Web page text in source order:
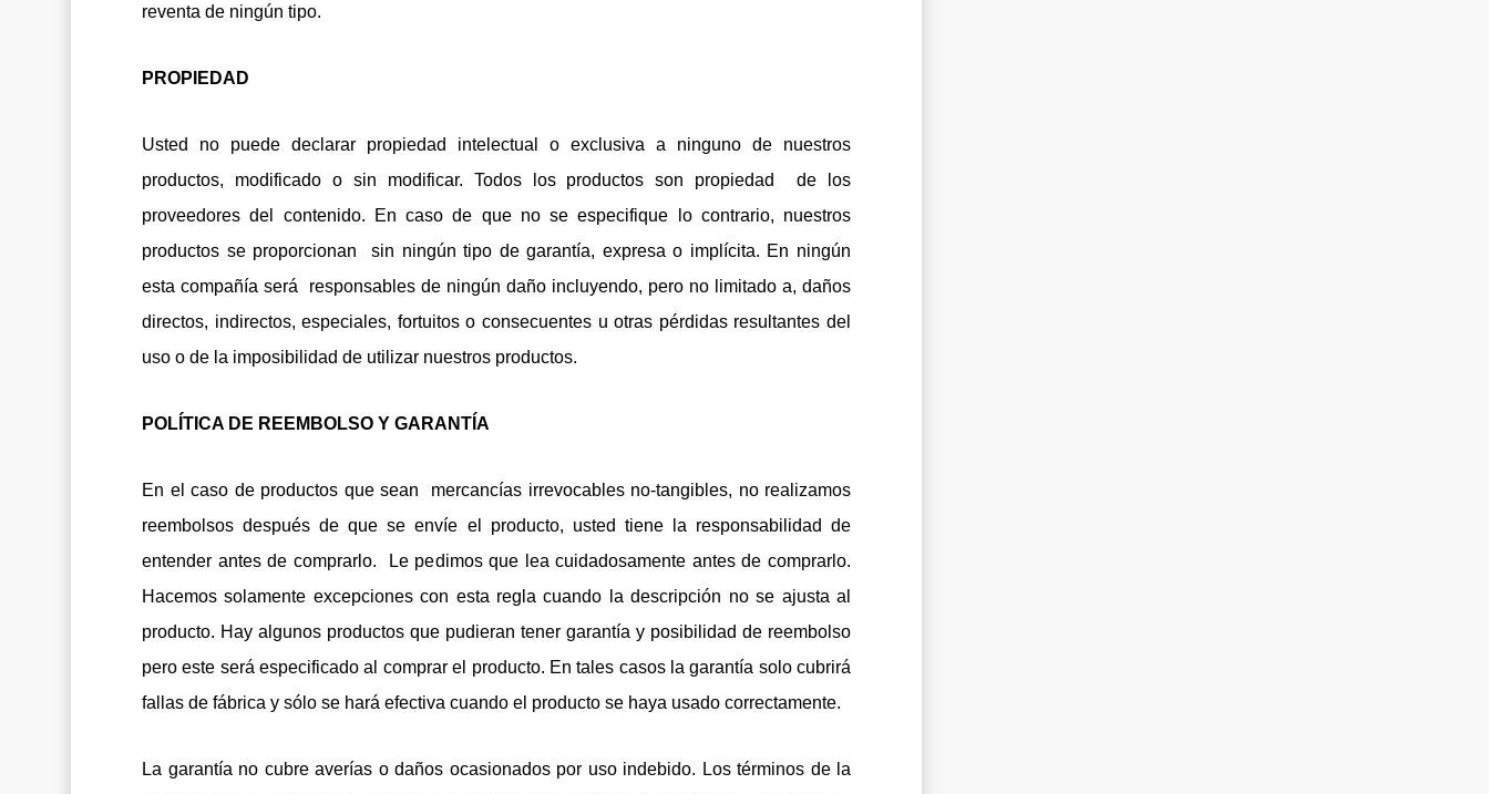
reventa de ningún tipo.
PROPIEDAD
Usted no puede declarar propiedad intelectual o exclusiva a ninguno de nuestros
productos, modificado o sin modificar. Todos los productos son propiedad de los
proveedores del contenido. En caso de que no se especifique lo contrario, nuestros
productos se proporcionan sin ningún tipo de garantía, expresa o implícita. En ningún
esta compañía será responsables de ningún daño incluyendo, pero no limitado a, daños
directos, indirectos, especiales, fortuitos o consecuentes u otras pérdidas resultantes del
uso o de la imposibilidad de utilizar nuestros productos.
POLÍTICA DE REEMBOLSO Y GARANTÍA
En el caso de productos que sean mercancías irrevocables no-tangibles, no realizamos
reembolsos después de que se envíe el producto, usted tiene la responsabilidad de
entender antes de comprarlo. Le pedimos que lea cuidadosamente antes de comprarlo.
Hacemos solamente excepciones con esta regla cuando la descripción no se ajusta al
producto. Hay algunos productos que pudieran tener garantía y posibilidad de reembolso
pero este será especificado al comprar el producto. En tales casos la garantía solo cubrirá
fallas de fábrica y sólo se hará efectiva cuando el producto se haya usado correctamente.
La garantía no cubre averías o daños ocasionados por uso indebido. Los términos de la